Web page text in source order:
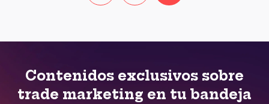
Contenidos exclusivos sobre
trade marketing en tu bandeja